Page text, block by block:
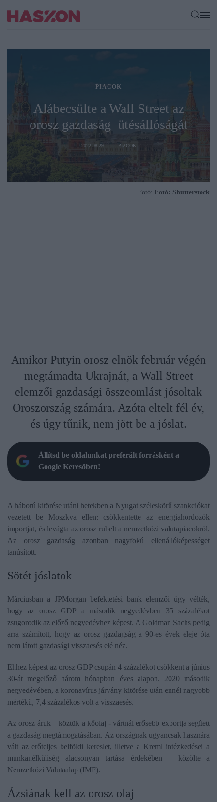
PIACOK
Alábecsülte a Wall Street az
orosz gazdaság ütésállóságát
2022-08-29 PIACOK
Fotó: Fotó: Shutterstock
Amikor Putyin orosz elnök február végén
megtámadta Ukrajnát, a Wall Street
elemzői gazdasági összeomlást jósoltak
Oroszország számára. Azóta eltelt fél év,
és úgy tűnik, nem jött be a jóslat.
Állítsd be oldalunkat preferált forrásként a
Google Keresőben!
A háború kitörése utáni hetekben a Nyugat széleskörű szankciókat
vezetett be Moszkva ellen: csökkentette az energiahordozók
importját, és levágta az orosz rubelt a nemzetközi valutapiacokról.
Az orosz gazdaság azonban nagyfokú ellenállóképességet
tanúsított.
Sötét jóslatok
Márciusban a JPMorgan befektetési bank elemzői úgy vélték,
hogy az orosz GDP a második negyedévben 35 százalékot
zsugorodik az előző negyedévhez képest. A Goldman Sachs pedig
arra számított, hogy az orosz gazdagság a 90-es évek eleje óta
nem látott gazdasági visszaesés elé néz.
Ehhez képest az orosz GDP csupán 4 százalékot csökkent a június
30-át megelőző három hónapban éves alapon. 2020 második
negyedévében, a koronavírus járvány kitörése után ennél nagyobb
mértékű, 7,4 százalékos volt a visszaesés.
Az orosz áruk – köztük a kőolaj - vártnál erősebb exportja segített
a gazdaság megtámogatásában. Az országnak ugyancsak hasznára
vált az erőteljes belföldi kereslet, illetve a Kreml intézkedései a
munkanélküliség alacsonyan tartása érdekében – közölte a
Nemzetközi Valutaalap (IMF).
Ázsiának kell az orosz olaj